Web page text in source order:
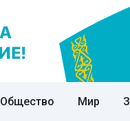
Общество Мир